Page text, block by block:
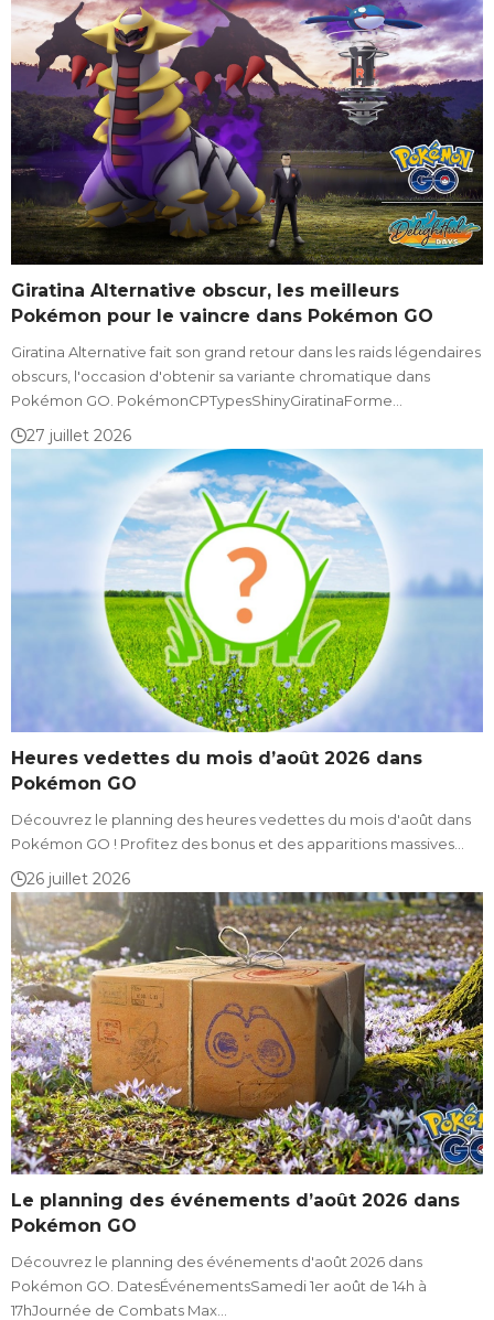
Giratina Alternative obscur, les meilleurs
Pokémon pour le vaincre dans Pokémon GO
Giratina Alternative fait son grand retour dans les raids légendaires
obscurs, l'occasion d'obtenir sa variante chromatique dans
Pokémon GO. PokémonCPTypesShinyGiratinaForme…
27 juillet 2026
Heures vedettes du mois d’août 2026 dans
Pokémon GO
Découvrez le planning des heures vedettes du mois d'août dans
Pokémon GO ! Profitez des bonus et des apparitions massives…
26 juillet 2026
Le planning des événements d’août 2026 dans
Pokémon GO
Découvrez le planning des événements d'août 2026 dans
Pokémon GO. DatesÉvénementsSamedi 1er août de 14h à
17hJournée de Combats Max…